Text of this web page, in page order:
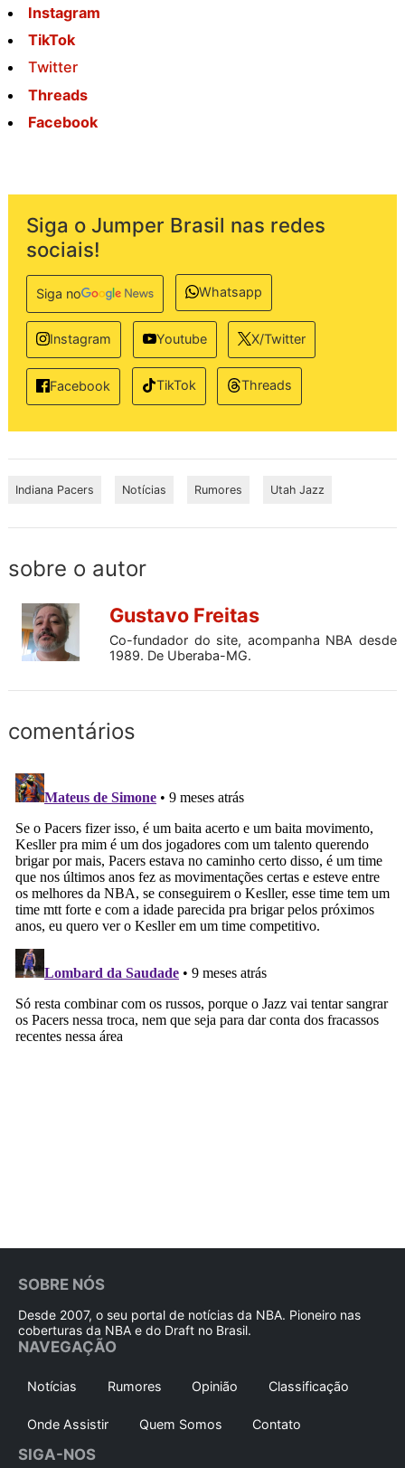
Instagram
TikTok
Twitter
Threads
Facebook
Siga o Jumper Brasil nas redes
sociais!
Siga no Whatsapp
Instagram Youtube X/Twitter
Facebook TikTok Threads
Indiana Pacers Notícias Rumores Utah Jazz
sobre o autor
Gustavo Freitas
Co-fundador do site, acompanha NBA desde
1989. De Uberaba-MG.
comentários
SOBRE NÓS
Desde 2007, o seu portal de notícias da NBA. Pioneiro nas
coberturas da NBA e do Draft no Brasil.
NAVEGAÇÃO
Notícias Rumores Opinião Classificação
Onde Assistir Quem Somos Contato
SIGA-NOS